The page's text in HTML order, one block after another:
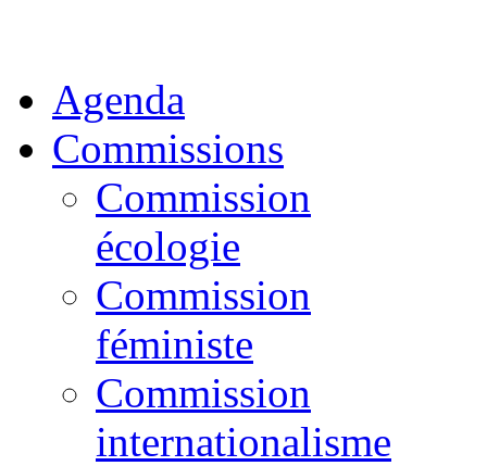
Agenda
Commissions
Commission
écologie
Commission
féministe
Commission
internationalisme